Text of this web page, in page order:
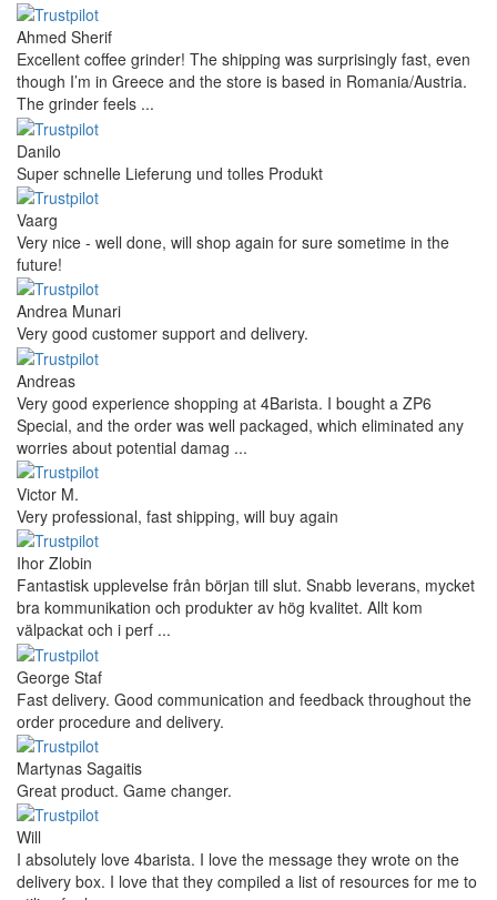
Andres
I bought a cafelat robot, the delivery was really fast and the
products were in great conditions. I will be buying again. The
shipping to Switzerland ...
Mihaylovich
perfect all product,company,delivery, thanks recomended
Nerijus
Excellent store! Friendly and professional communication, fast
shipping, and the item arrived well packaged. The whole
purchasing experience was smoot ...
Richard Möckel
Super Support! Bestellvorgang hat super funktioniert. Ich einen
Feuer bei der Bestellung gemacht, welcher sofort korrigiert
wurde. Der Support ist w ...
Hanna
Def recommend! Even with the trust pilot results, I'm always a bit
scared ordering from websites I did not hear of before, but this
one is 100% solid ...
Ahmed Sherif
Excellent coffee grinder! The shipping was surprisingly fast, even
though I’m in Greece and the store is based in Romania/Austria.
The grinder feels ...
Danilo
Super schnelle Lieferung und tolles Produkt
Vaarg
Very nice - well done, will shop again for sure sometime in the
future!
Andrea Munari
Very good customer support and delivery.